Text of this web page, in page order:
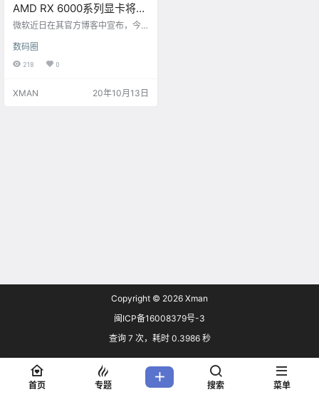
AMD RX 6000系列显卡将支
持AV1视频硬件解码
微软近日在其官方博客中宣布，今
edia Video 1)解码器提供广泛的硬
件支援，包括Intel的Xe核显、NVIDI
需要Windows 10 1909或更高版
数码圈
218 0
XMAN 20年10月13日
Copyright © 2026 Xman
闽ICP备16008379号-3
查询 7 次，耗时 0.3986 秒
首页 专题 搜索 菜单